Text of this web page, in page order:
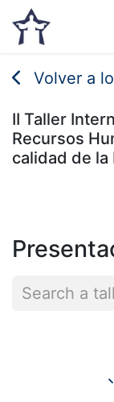
Volver a
II Taller
Recursos
calidad de la